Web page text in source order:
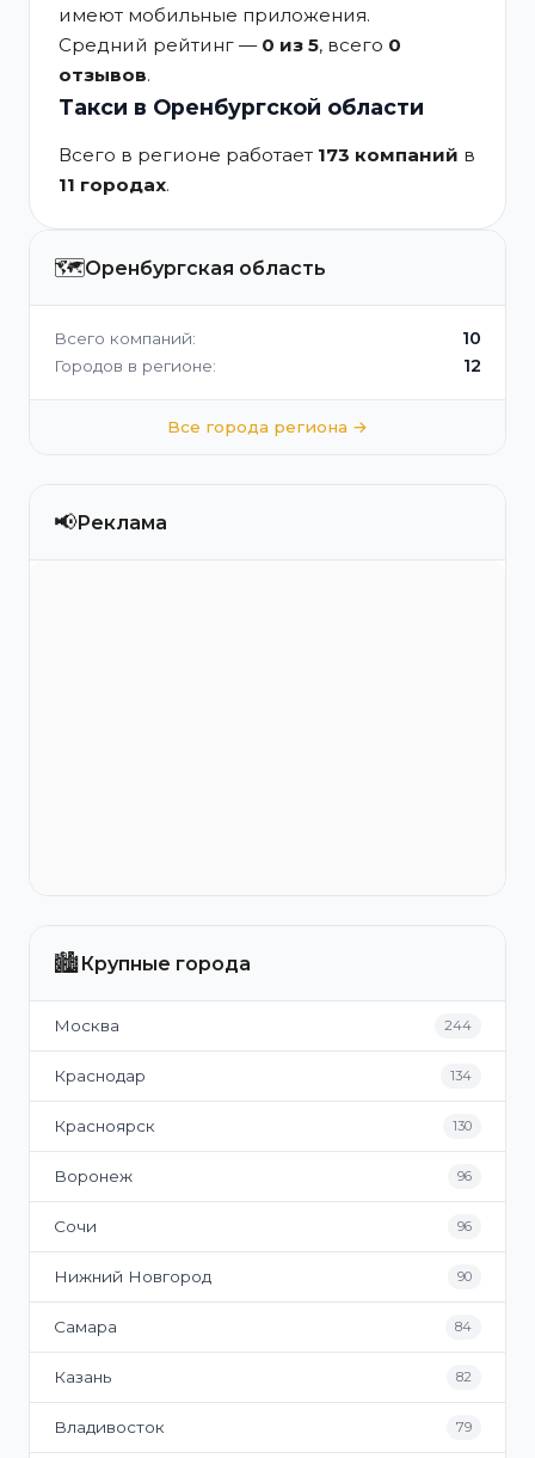
имеют мобильные приложения.
Средний рейтинг — 0 из 5, всего 0
отзывов.
Такси в Оренбургской области
Всего в регионе работает 173 компаний в
11 городах.
🗺️Оренбургская область
Всего компаний: 10
Городов в регионе: 12
Все города региона →
📢Реклама
🏙️Крупные города
Москва 244
Краснодар 134
Красноярск 130
Воронеж 96
Сочи 96
Нижний Новгород 90
Самара 84
Казань 82
Владивосток 79